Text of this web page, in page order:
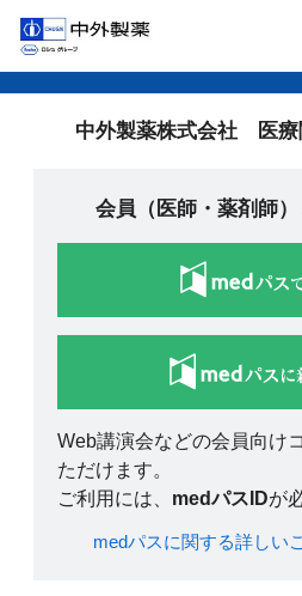
中外製薬株式会社 医療
会員（医師・薬剤師
Web講演会などの会員向け
ただけます。
ご利用には、 medパスIDが
medパスに関する詳しい